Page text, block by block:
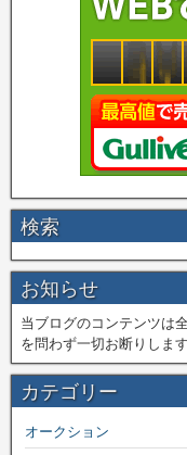
検索
お知らせ
当ブログのコンテンツは
を問わず一切お断りします
カテゴリー
オークション